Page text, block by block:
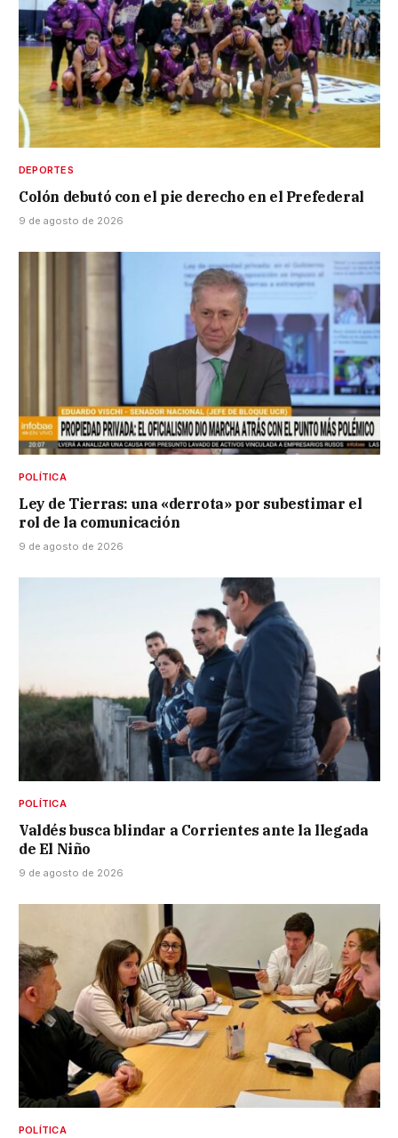
DEPORTES
Colón debutó con el pie derecho en el Prefederal
9 de agosto de 2026
POLÍTICA
Ley de Tierras: una «derrota» por subestimar el
rol de la comunicación
9 de agosto de 2026
POLÍTICA
Valdés busca blindar a Corrientes ante la llegada
de El Niño
9 de agosto de 2026
POLÍTICA